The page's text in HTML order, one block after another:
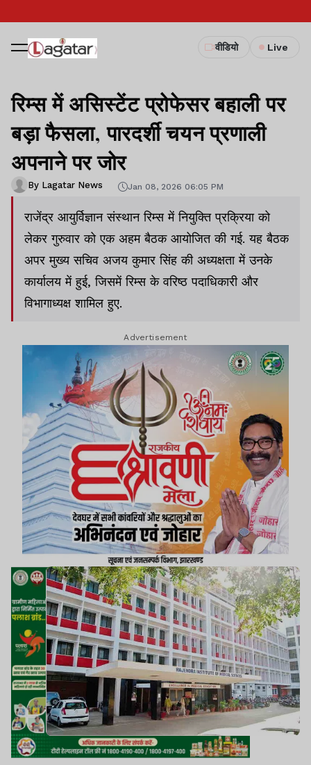
वीडियो Live
रिम्स में असिस्टेंट प्रोफेसर बहाली पर
बड़ा फैसला, पारदर्शी चयन प्रणाली
अपनाने पर जोर
By Lagatar News Jan 08, 2026 06:05 PM
राजेंद्र आयुर्विज्ञान संस्थान रिम्स में नियुक्ति प्रक्रिया को
लेकर गुरुवार को एक अहम बैठक आयोजित की गई. यह बैठक
अपर मुख्य सचिव अजय कुमार सिंह की अध्यक्षता में उनके
कार्यालय में हुई, जिसमें रिम्स के वरिष्ठ पदाधिकारी और
विभागाध्यक्ष शामिल हुए.
Advertisement